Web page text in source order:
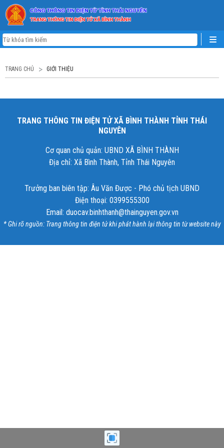
TRANG CHỦ GIỚI THIỆU
TRANG THÔNG TIN ĐIỆN TỬ XÃ BÌNH THÀNH TỈNH THÁI
NGUYÊN
Cơ quan chủ quản: UBND XÃ BÌNH THÀNH
Địa chỉ: Xã Bình Thành, Tỉnh Thái Nguyên
Trưởng ban biên tập: Âu Văn Được - Phó chủ tịch UBND
Điện thoại: 0399555300
Email: duocav.binhthanh@thainguyen.gov.vn
* Ghi rõ nguồn: Trang thông tin điện tử khi phát hành lại thông tin từ website này